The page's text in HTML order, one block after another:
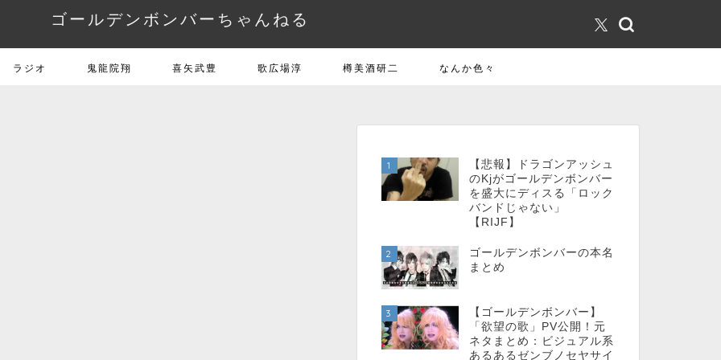
ゴールデンボンバーちゃんねる
ラジオ 鬼龍院翔 喜矢武豊 歌広場淳 樽美酒研二 なんか色々
1
【悲報】ドラゴンアッシュ
のKjがゴールデンボンバー
を盛大にディスる「ロック
バンドじゃない」
【RIJF】
2
ゴールデンボンバーの本名
まとめ
3
【ゴールデンボンバー】
「欲望の歌」PV公開！元
ネタまとめ：ビジュアル系
あるあるゼンブノセヤサイ